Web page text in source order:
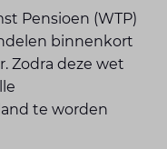
Pensioen (WTP)
binnenkort
Zodra deze wet
te worden